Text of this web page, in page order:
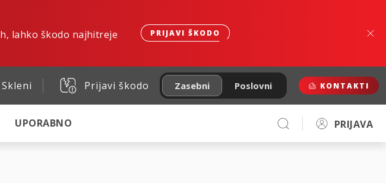
lahko škodo najhitreje
PRIJAVI ŠKODO
Skleni Prijavi škodo Zasebni Poslovni KONTAKTI
UPORABNO PRIJAVA